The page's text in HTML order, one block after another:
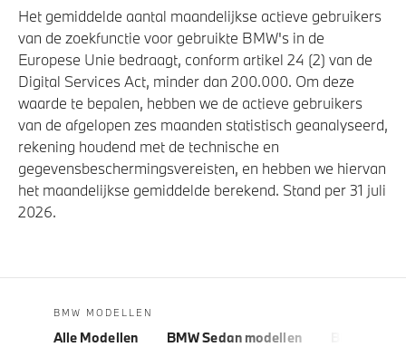
Het gemiddelde aantal maandelijkse actieve gebruikers
van de zoekfunctie voor gebruikte BMW's in de
Europese Unie bedraagt, conform artikel 24 (2) van de
Digital Services Act, minder dan 200.000. Om deze
waarde te bepalen, hebben we de actieve gebruikers
van de afgelopen zes maanden statistisch geanalyseerd,
rekening houdend met de technische en
gegevensbeschermingsvereisten, en hebben we hiervan
het maandelijkse gemiddelde berekend. Stand per 31 juli
2026.
BMW MODELLEN
Alle Modellen BMW Sedan modellen